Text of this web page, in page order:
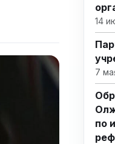
14
7
по